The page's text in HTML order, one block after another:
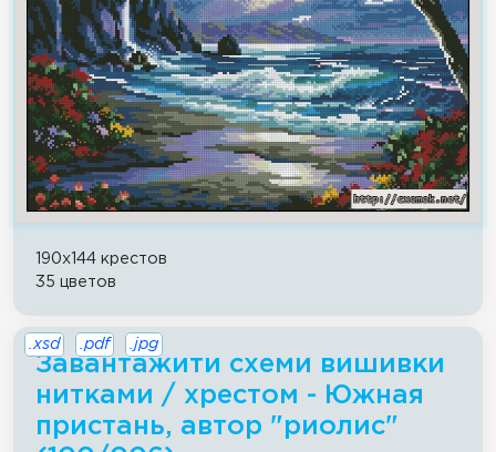
190x144 крестов
35 цветов
Завантажити схеми вишивки
нитками / хрестом - Южная
пристань, автор "риолис"
.xsd .pdf .jpg